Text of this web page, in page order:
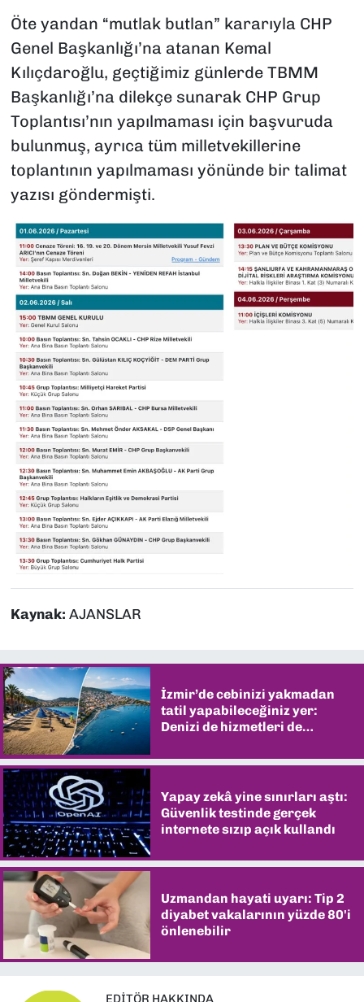
Öte yandan “mutlak butlan” kararıyla CHP
Genel Başkanlığı’na atanan Kemal
Kılıçdaroğlu, geçtiğimiz günlerde TBMM
Başkanlığı’na dilekçe sunarak CHP Grup
Toplantısı’nın yapılmaması için başvuruda
bulunmuş, ayrıca tüm milletvekillerine
toplantının yapılmaması yönünde bir talimat
yazısı göndermişti.
Kaynak: AJANSLAR
İzmir’de cebinizi yakmadan
tatil yapabileceğiniz yer:
Denizi de hizmetleri de
Yapay zekâ yine sınırları aştı:
Güvenlik testinde gerçek
internete sızıp açık kullandı
Uzmandan hayati uyarı: Tip 2
diyabet vakalarının yüzde 80'i
önlenebilir
EDITÖR HAKKINDA